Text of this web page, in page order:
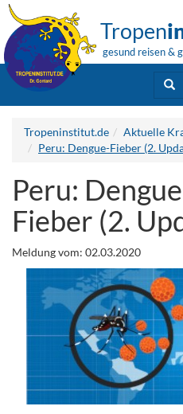
Tropen
gesund reisen &
Tropeninstitut.de
Aktuelle
Peru: Dengue-Fieber (2.
Peru:
Fieber (2.
Meldung vom: 02.03.2020